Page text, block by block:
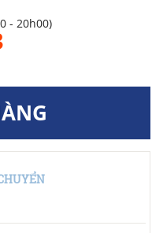
- 20h00)